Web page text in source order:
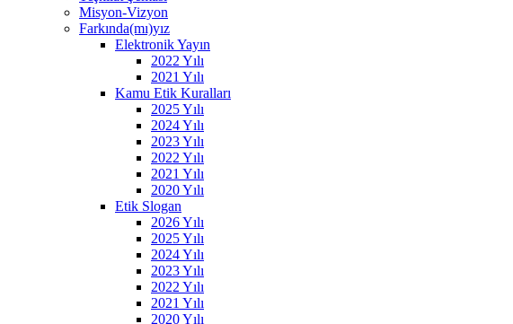
Misyon-Vizyon
Farkında(mı)yız
Elektronik Yayın
2022 Yılı
2021 Yılı
Kamu Etik Kuralları
2025 Yılı
2024 Yılı
2023 Yılı
2022 Yılı
2021 Yılı
2020 Yılı
Etik Slogan
2026 Yılı
2025 Yılı
2024 Yılı
2023 Yılı
2022 Yılı
2021 Yılı
2020 Yılı